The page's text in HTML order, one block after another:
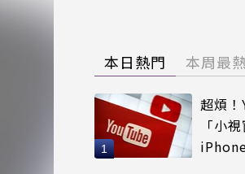
本日熱門 本周最
超煩
「小